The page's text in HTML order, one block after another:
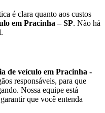
é clara quanto aos custos
em Pracinha – SP. Não há
de veículo em Pracinha -
responsáveis, para que
Nossa equipe está
que você entenda